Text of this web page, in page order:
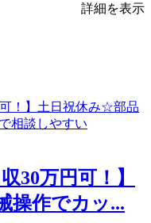
詳細を表示
30万円可！】
操作でカッ...